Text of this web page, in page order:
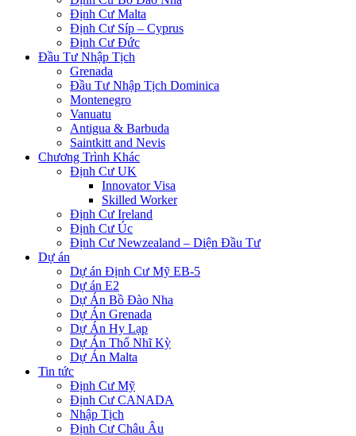
Định Cư Malta
Định Cư Síp – Cyprus
Định Cư Đức
Đầu Tư Nhập Tịch
Grenada
Đầu Tư Nhập Tịch Dominica
Montenegro
Vanuatu
Antigua & Barbuda
Saintkitt and Nevis
Chương Trình Khác
Định Cư UK
Innovator Visa
Skilled Worker
Định Cư Ireland
Định Cư Úc
Định Cư Newzealand – Diện Đầu Tư
Dự án
Dự án Định Cư Mỹ EB-5
Dự án E2
Dự Án Bồ Đào Nha
Dự Án Grenada
Dự Án Hy Lạp
Dự Án Thổ Nhĩ Kỳ
Dự Án Malta
Tin tức
Định Cư Mỹ
Định Cư CANADA
Nhập Tịch
Định Cư Châu Âu